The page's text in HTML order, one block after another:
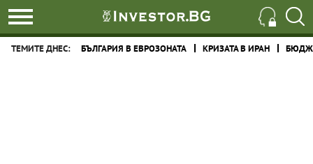
ТЕМИТЕ ДНЕС: БЪЛГАРИЯ В ЕВРОЗОНАТА КРИЗАТА В ИРАН